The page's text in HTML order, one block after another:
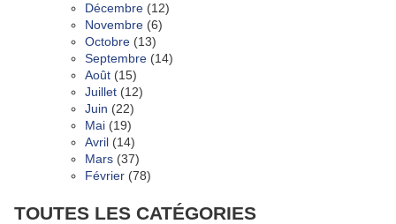
Décembre (12)
Novembre (6)
Octobre (13)
Septembre (14)
Août (15)
Juillet (12)
Juin (22)
Mai (19)
Avril (14)
Mars (37)
Février (78)
TOUTES LES CATÉGORIES